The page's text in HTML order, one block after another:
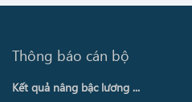
Thông báo cán bộ
Kết quả nâng bậc lương ...